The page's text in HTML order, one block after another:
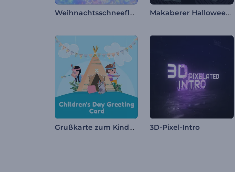
Weihnachtsschneeflocken Intro Makaberer Halloween-Opener
Grußkarte zum Kindertag 3D-Pixel-Intro